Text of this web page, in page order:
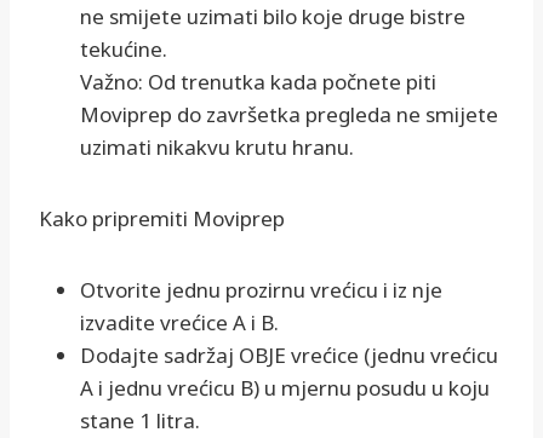
ne smijete uzimati bilo koje druge bistre
tekućine.
Važno: Od trenutka kada počnete piti
Moviprep do završetka pregleda ne smijete
uzimati nikakvu krutu hranu.
Kako pripremiti Moviprep
Otvorite jednu prozirnu vrećicu i iz nje
izvadite vrećice A i B.
Dodajte sadržaj OBJE vrećice (jednu vrećicu
A i jednu vrećicu B) u mjernu posudu u koju
stane 1 litra.